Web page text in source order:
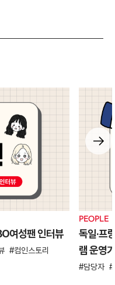
여성팬 인터뷰
컴인스토리
PEOPLE
독일·프
램 운영기
담당자